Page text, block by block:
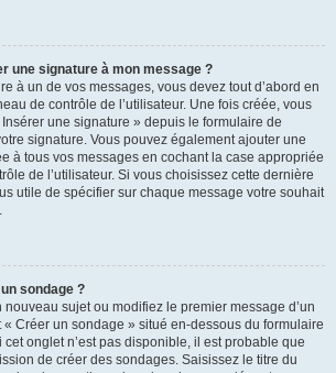
une signature à mon message ?
à un de vos messages, vous devez tout d’abord en
de contrôle de l’utilisateur. Une fois créée, vous
une signature » depuis le formulaire de
signature. Vous pouvez également ajouter une
à tous vos messages en cochant la case appropriée
de l’utilisateur. Si vous choisissez cette dernière
utile de spécifier sur chaque message votre souhait
sondage ?
sujet ou modifiez le premier message d’un
« Créer un sondage » situé en-dessous du formulaire
onglet n’est pas disponible, il est probable que
de créer des sondages. Saisissez le titre du